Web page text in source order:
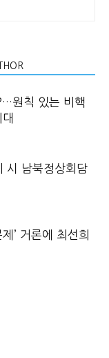
원칙 있는 비핵
시 남북정상회담
’ 거론에 최선희